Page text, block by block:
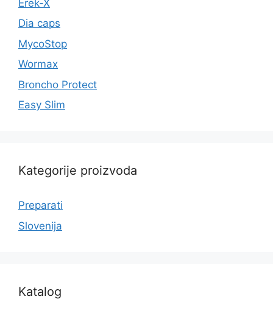
Erek-X
Dia caps
MycoStop
Wormax
Broncho Protect
Easy Slim
Kategorije proizvoda
Preparati
Slovenija
Katalog